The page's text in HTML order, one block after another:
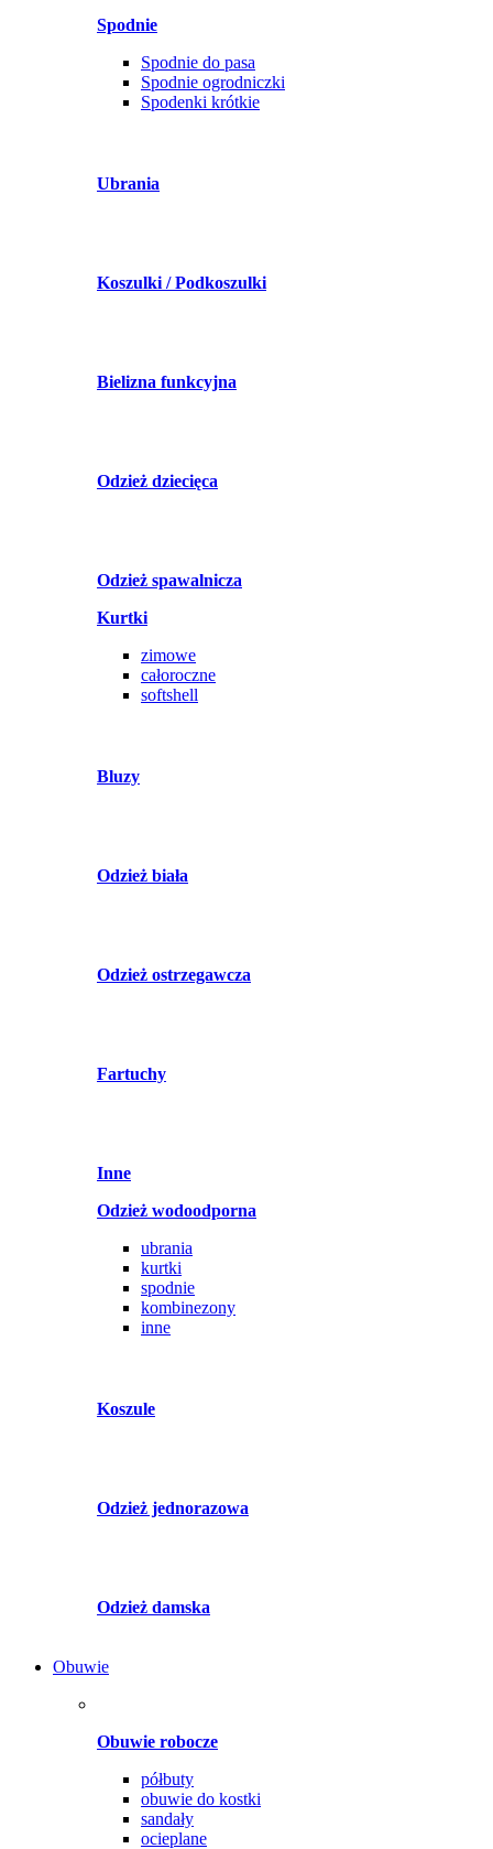
Spodnie
Spodnie do pasa
Spodnie ogrodniczki
Spodenki krótkie
Ubrania
Koszulki / Podkoszulki
Bielizna funkcyjna
Odzież dziecięca
Odzież spawalnicza
Kurtki
zimowe
całoroczne
softshell
Bluzy
Odzież biała
Odzież ostrzegawcza
Fartuchy
Inne
Odzież wodoodporna
ubrania
kurtki
spodnie
kombinezony
inne
Koszule
Odzież jednorazowa
Odzież damska
Obuwie
Obuwie robocze
półbuty
obuwie do kostki
sandały
ocieplane